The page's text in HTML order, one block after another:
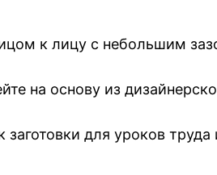
к лицу с небольшим
на основу из
заготовки для уроков